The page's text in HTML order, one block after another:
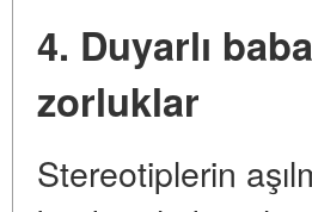
4. Duyarlı
zorluklar
Stereotiplerin